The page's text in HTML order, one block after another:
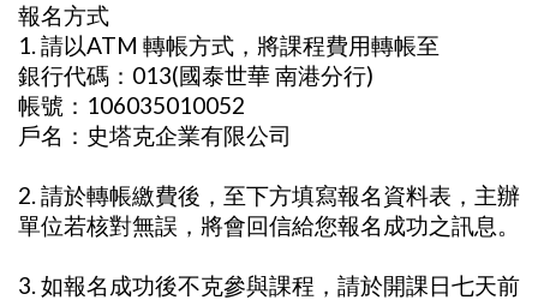
報名方式
1. 請以ATM 轉帳方式，將課程費用轉帳至
銀行代碼：013(國泰世華 南港分行)
帳號：106035010052
戶名：史塔克企業有限公司
2. 請於轉帳繳費後，至下方填寫報名資料表，主辦
單位若核對無誤，將會回信給您報名成功之訊息。
3. 如報名成功後不克參與課程，請於開課日七天前